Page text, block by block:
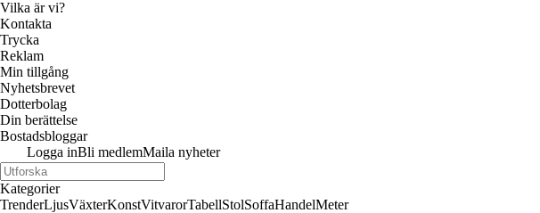
Vilka är vi?
Kontakta
Trycka
Reklam
Min tillgång
Nyhetsbrevet
Dotterbolag
Din berättelse
Bostadsbloggar
Logga inBli medlemMaila nyheter
Kategorier
TrenderLjusVäxterKonstVitvarorTabellStolSoffaHandelMeter